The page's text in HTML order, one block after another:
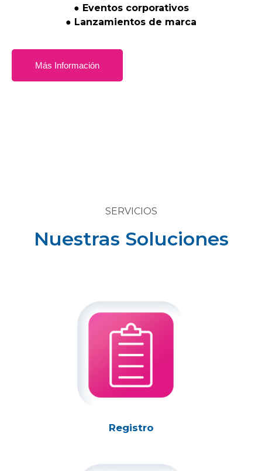
● Eventos corporativos
● Lanzamientos de marca
Más Información
SERVICIOS
Nuestras Soluciones
Registro